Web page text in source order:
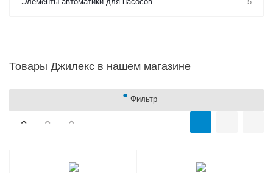
Товары Джилекс в нашем магазине
Фильтр